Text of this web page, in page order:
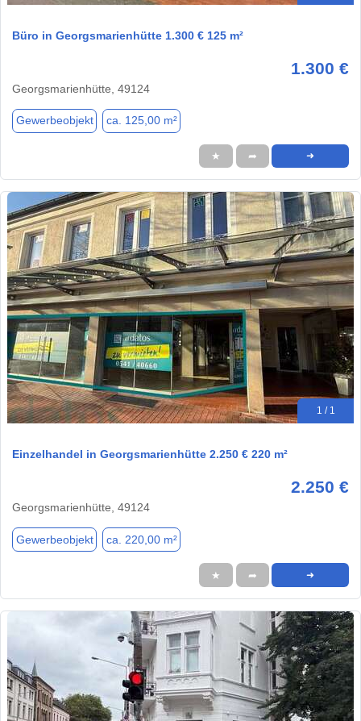
Büro in Georgsmarienhütte 1.300 € 125 m²
1.300 €
Georgsmarienhütte, 49124
Gewerbeobjekt ca. 125,00 m²
★ ➦ ➜
1 / 1
Einzelhandel in Georgsmarienhütte 2.250 € 220 m²
2.250 €
Georgsmarienhütte, 49124
Gewerbeobjekt ca. 220,00 m²
★ ➦ ➜